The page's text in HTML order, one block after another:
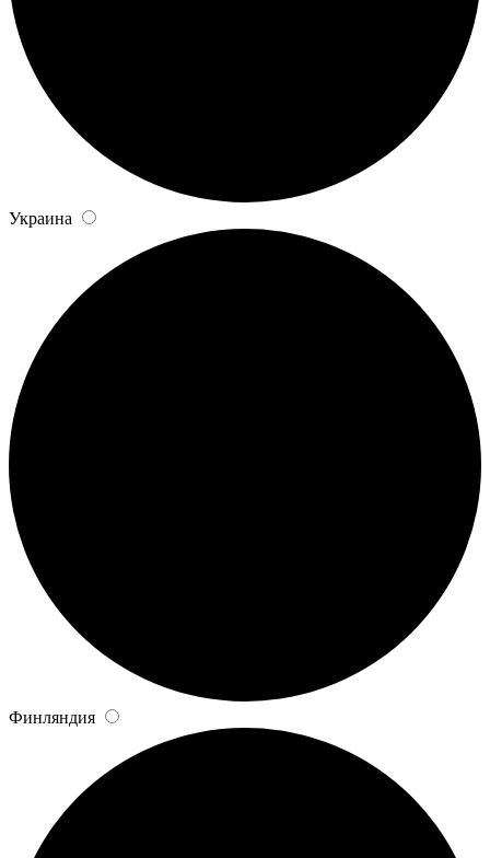
Украина
Финляндия